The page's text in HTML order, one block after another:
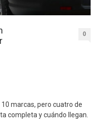
0
marcas, pero cuatro de
completa y cuándo llegan.